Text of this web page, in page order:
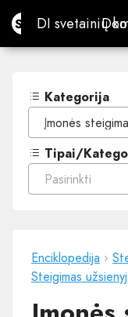
Site.proDI svetainių
DI svetainių
Kategorija
Įmonės
Tipai/
Pasirinkti
Enciklopedija ›
Steigimas